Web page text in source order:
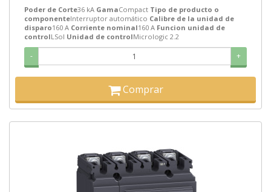
Poder de Corte36 kA GamaCompact Tipo de producto o
componenteInterruptor automático Calibre de la unidad de
disparo160 A Corriente nominal160 A Funcion unidad de
controlLSoI Unidad de controlMicrologic 2.2
- +
Comprar